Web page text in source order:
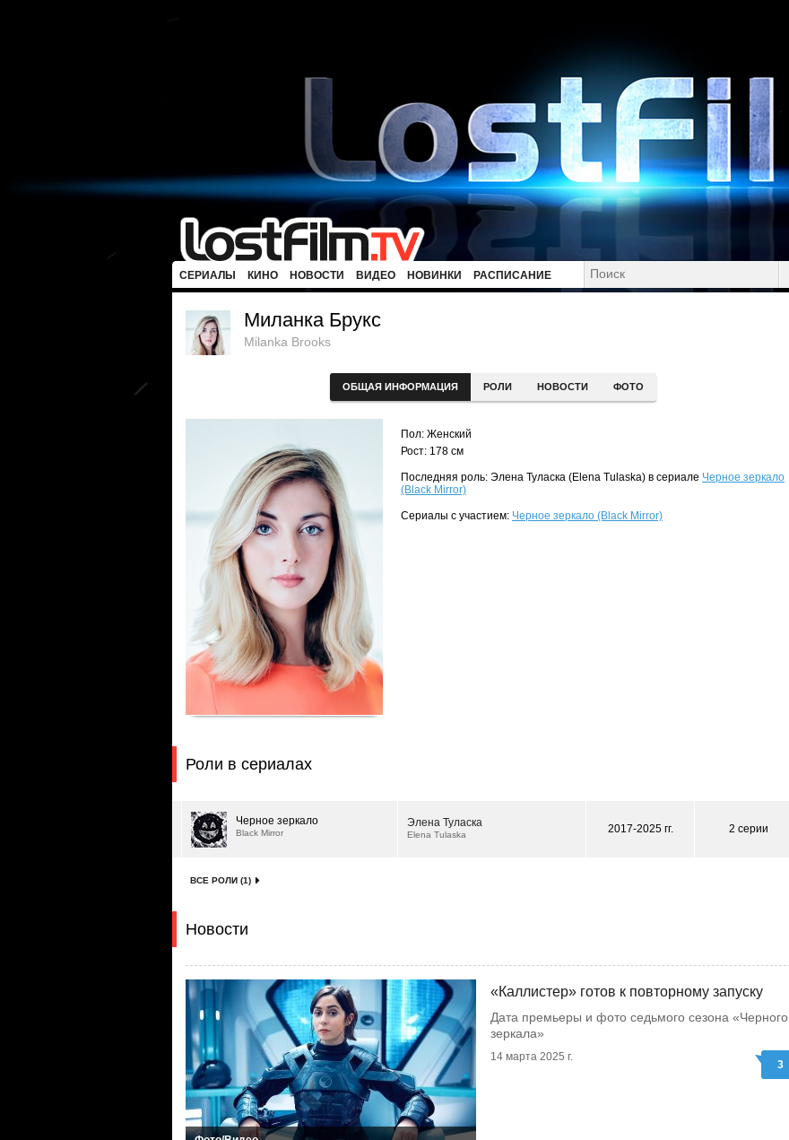
СЕРИАЛЫ КИНО НОВОСТИ ВИДЕО НОВИНКИ РАСПИСАНИЕ
Миланка Брукс
Milanka Brooks
ОБЩАЯ ИНФОРМАЦИЯ РОЛИ НОВОСТИ ФОТО
Пол: Женский
Рост: 178 см
Последняя роль: Элена Туласка (Elena Tulaska) в сериале Черное зеркало
(Black Mirror)
Сериалы с участием: Черное зеркало (Black Mirror)
Роли в сериалах
Черное зеркало
Black Mirror
Элена Туласка
Elena Tulaska 2017-2025 гг. 2 серии
ВСЕ РОЛИ (1)
Новости
«Каллистер» готов к повторному запуску
Дата премьеры и фото седьмого сезона «Черного
зеркала»
14 марта 2025 г.
3